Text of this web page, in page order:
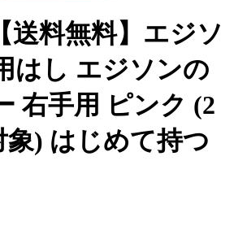
送料無料】エジソ
はし エジソンの
右手用 ピンク (2
象) はじめて持つ